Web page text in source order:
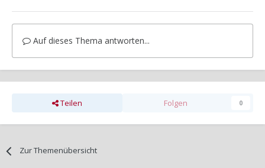
Auf dieses Thema antworten...
Teilen Folgen 0
Zur Themenübersicht